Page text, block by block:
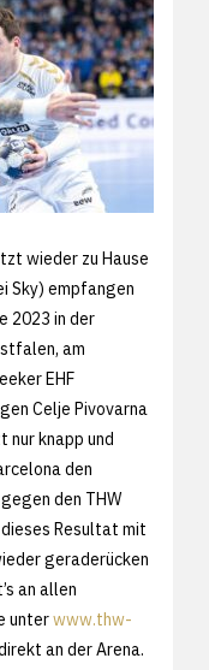
wieder zu Hause
Sky) empfangen
2023 in der
am
EHF
Celje Pivovarna
nur knapp und
den
den THW
Resultat mit
geraderücken
an allen
unterwww.thw-
an der Arena.